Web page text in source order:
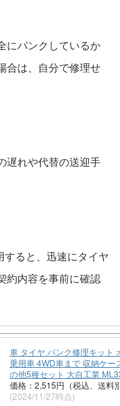
にパンクしているか
合は、自分で修理せ
遅れや代替の送迎手
ると、迅速にタイヤ
約内容を事前に確認
車 タイヤ パンク修理キット
乗用車 4WD車まで 収納ケー
の他5種セット 大自工業
価格：2,515円（税込、送料
(2024/11/27時点)